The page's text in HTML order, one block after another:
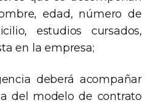
edad, número de
estudios cursados,
en la empresa;
deberá acompañar
del modelo de contrato